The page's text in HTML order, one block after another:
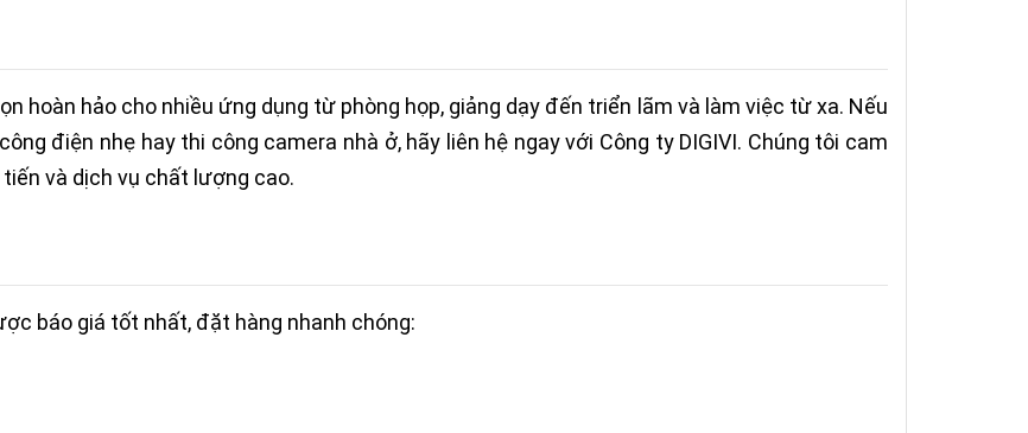
hoàn hảo cho nhiều ứng dụng từ phòng họp, giảng dạy đến triển lãm và làm việc từ xa. Nếu
điện nhẹ hay thi công camera nhà ở, hãy liên hệ ngay với Công ty DIGIVI. Chúng tôi cam
và dịch vụ chất lượng cao.
báo giá tốt nhất, đặt hàng nhanh chóng: